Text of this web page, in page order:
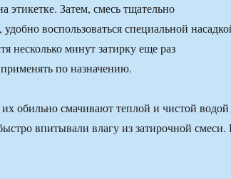
этикетке. Затем, смесь тщательно
воспользоваться специальной
несколько минут затирку еще раз
по назначению.
обильно смачивают теплой и чистой водой
впитывали влагу из затирочной смеси.